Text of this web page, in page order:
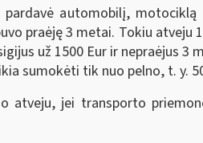
automobilį,
praėję 3 metai. Tokiu atveju
už 1500 Eur ir nepraėjus 3
sumokėti tik nuo pelno, t. y.
atveju, jei transporto